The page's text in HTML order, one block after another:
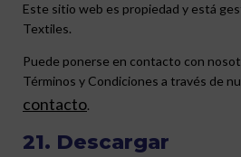
Este sitio web es propiedad y está
Textiles.
Puede ponerse en contacto con
Términos y Condiciones a través de
contacto.
21. Descargar